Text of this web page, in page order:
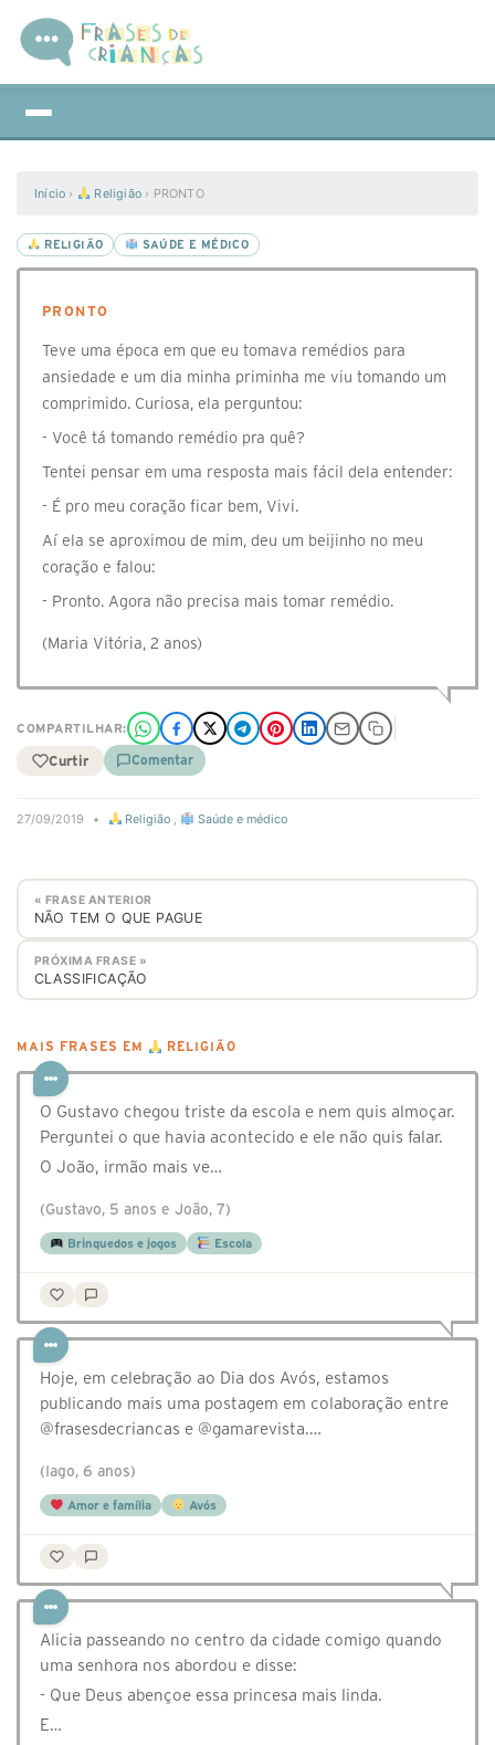
Início › Religião › PRONTO
RELIGIÃO SAÚDE E MÉDICO
PRONTO
Teve uma época em que eu tomava remédios para
ansiedade e um dia minha priminha me viu tomando um
comprimido. Curiosa, ela perguntou:
- Você tá tomando remédio pra quê?
Tentei pensar em uma resposta mais fácil dela entender:
- É pro meu coração ficar bem, Vivi.
Aí ela se aproximou de mim, deu um beijinho no meu
coração e falou:
- Pronto. Agora não precisa mais tomar remédio.
(Maria Vitória, 2 anos)
COMPARTILHAR:
Curtir Comentar
27/09/2019 • Religião , Saúde e médico
« FRASE ANTERIOR
NÃO TEM O QUE PAGUE
PRÓXIMA FRASE »
CLASSIFICAÇÃO
MAIS FRASES EM RELIGIÃO
O Gustavo chegou triste da escola e nem quis almoçar.
Perguntei o que havia acontecido e ele não quis falar.
O João, irmão mais ve…
(Gustavo, 5 anos e João, 7)
Brinquedos e jogos Escola
Hoje, em celebração ao Dia dos Avós, estamos
publicando mais uma postagem em colaboração entre
@‌frasesdecriancas e @‌gamarevista.…
(Iago, 6 anos)
Amor e família Avós
Alicia passeando no centro da cidade comigo quando
uma senhora nos abordou e disse:
- Que Deus abençoe essa princesa mais linda.
E…